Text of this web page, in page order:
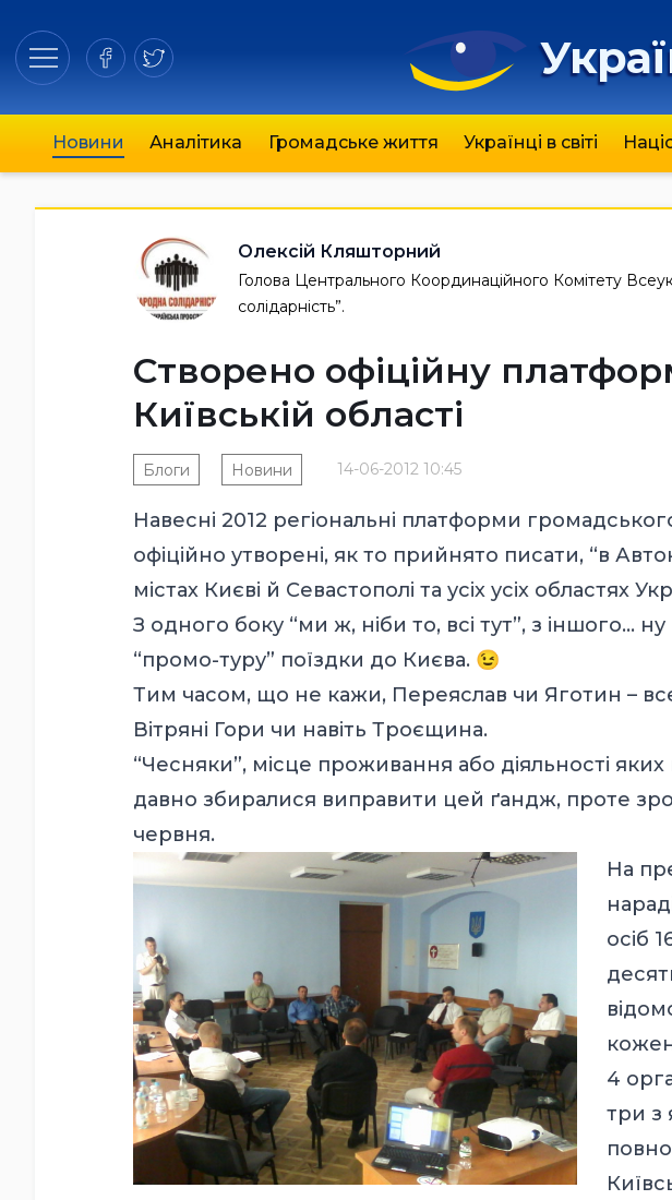
Новини Аналітика Громадське життя Українці в світі
Олексій Кляшторний
Голова Центрального Координаційного Комітету
солідарність”.
Створено офіційну
Київській області
14-06-2012 10:45
Блоги Новини
Навесні 2012 регіональні платформи
офіційно утворені, як то прийнято писати, “в
містах Києві й Севастополі та усіх усіх областях
З одного боку “ми ж, ніби то, всі тут”, з іншого…
“промо-туру” поїздки до Києва. 😉
Тим часом, що не кажи, Переяслав чи Яготин –
Вітряні Гори чи навіть Троєщина.
“Чесняки”, місце проживання або діяльності яких
давно збиралися виправити цей ґандж, проте
червня.
На
осіб
4
три з